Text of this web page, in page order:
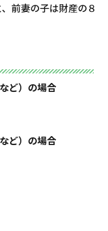
前妻の子は財産の８
ど）の場合
ど）の場合